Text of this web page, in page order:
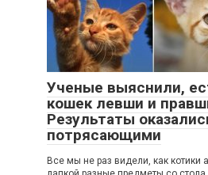
Ученые выяснили,
кошек левши и
Результаты
потрясающими
Все мы не раз видели, как котики